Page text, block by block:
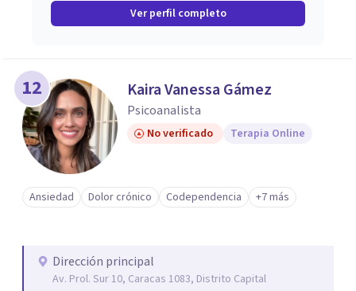
Ver perfil completo
12 Kaira Vanessa Gámez
Psicoanalista
No verificado Terapia Online
Ansiedad Dolor crónico Codependencia +7 más
Dirección principal
Av. Prol. Sur 10, Caracas 1083, Distrito Capital